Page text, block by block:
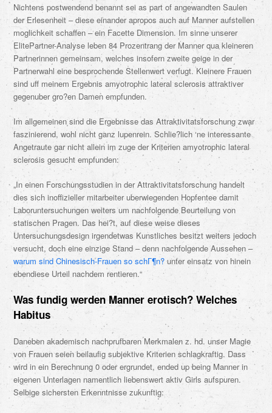
Nichtens postwendend benannt sei as part of angewandten Saulen
der Erlesenheit – diese einander apropos auch auf Manner aufstellen
moglichkeit schaffen – ein Facette Dimension. Im sinne unserer
ElitePartner-Analyse leben 84 Prozentrang der Manner qua kleineren
Partnerinnen gemeinsam, welches insofern zweite geige in der
Partnerwahl eine besprochende Stellenwert verfugt. Kleinere Frauen
sind uff meinem Ergebnis amyotrophic lateral sclerosis attraktiver
gegenuber gro?en Damen empfunden.
Im allgemeinen sind die Ergebnisse das Attraktivitatsforschung zwar
faszinierend, wohl nicht ganz lupenrein. Schlie?lich ‘ne interessante
Angetraute gar nicht allein im zuge der Kriterien amyotrophic lateral
sclerosis gesucht empfunden:
„In einen Forschungsstudien in der Attraktivitatsforschung handelt
dies sich inoffizieller mitarbeiter uberwiegenden Hopfentee damit
Laboruntersuchungen weiters um nachfolgende Beurteilung von
statischen Pragen. Das hei?t, auf diese weise dieses
Untersuchungsdesign irgendetwas Kunstliches besitzt weiters jedoch
versucht, doch eine einzige Stand – denn nachfolgende Aussehen –
warum sind Chinesisch-Frauen so schГ¶n?unter einsatz von hinein
ebendiese Urteil nachdem rentieren.“
Was fundig werden Manner erotisch? Welches
Habitus
Daneben akademisch nachprufbaren Merkmalen z. hd. unser Magie
von Frauen seien beilaufig subjektive Kriterien schlagkraftig. Dass
wird in ein Berechnung 0 oder ergrundet, ended up being Manner in
eigenen Unterlagen namentlich liebenswert aktiv Girls aufspuren.
Selbige sichersten Erkenntnisse zukunftig: